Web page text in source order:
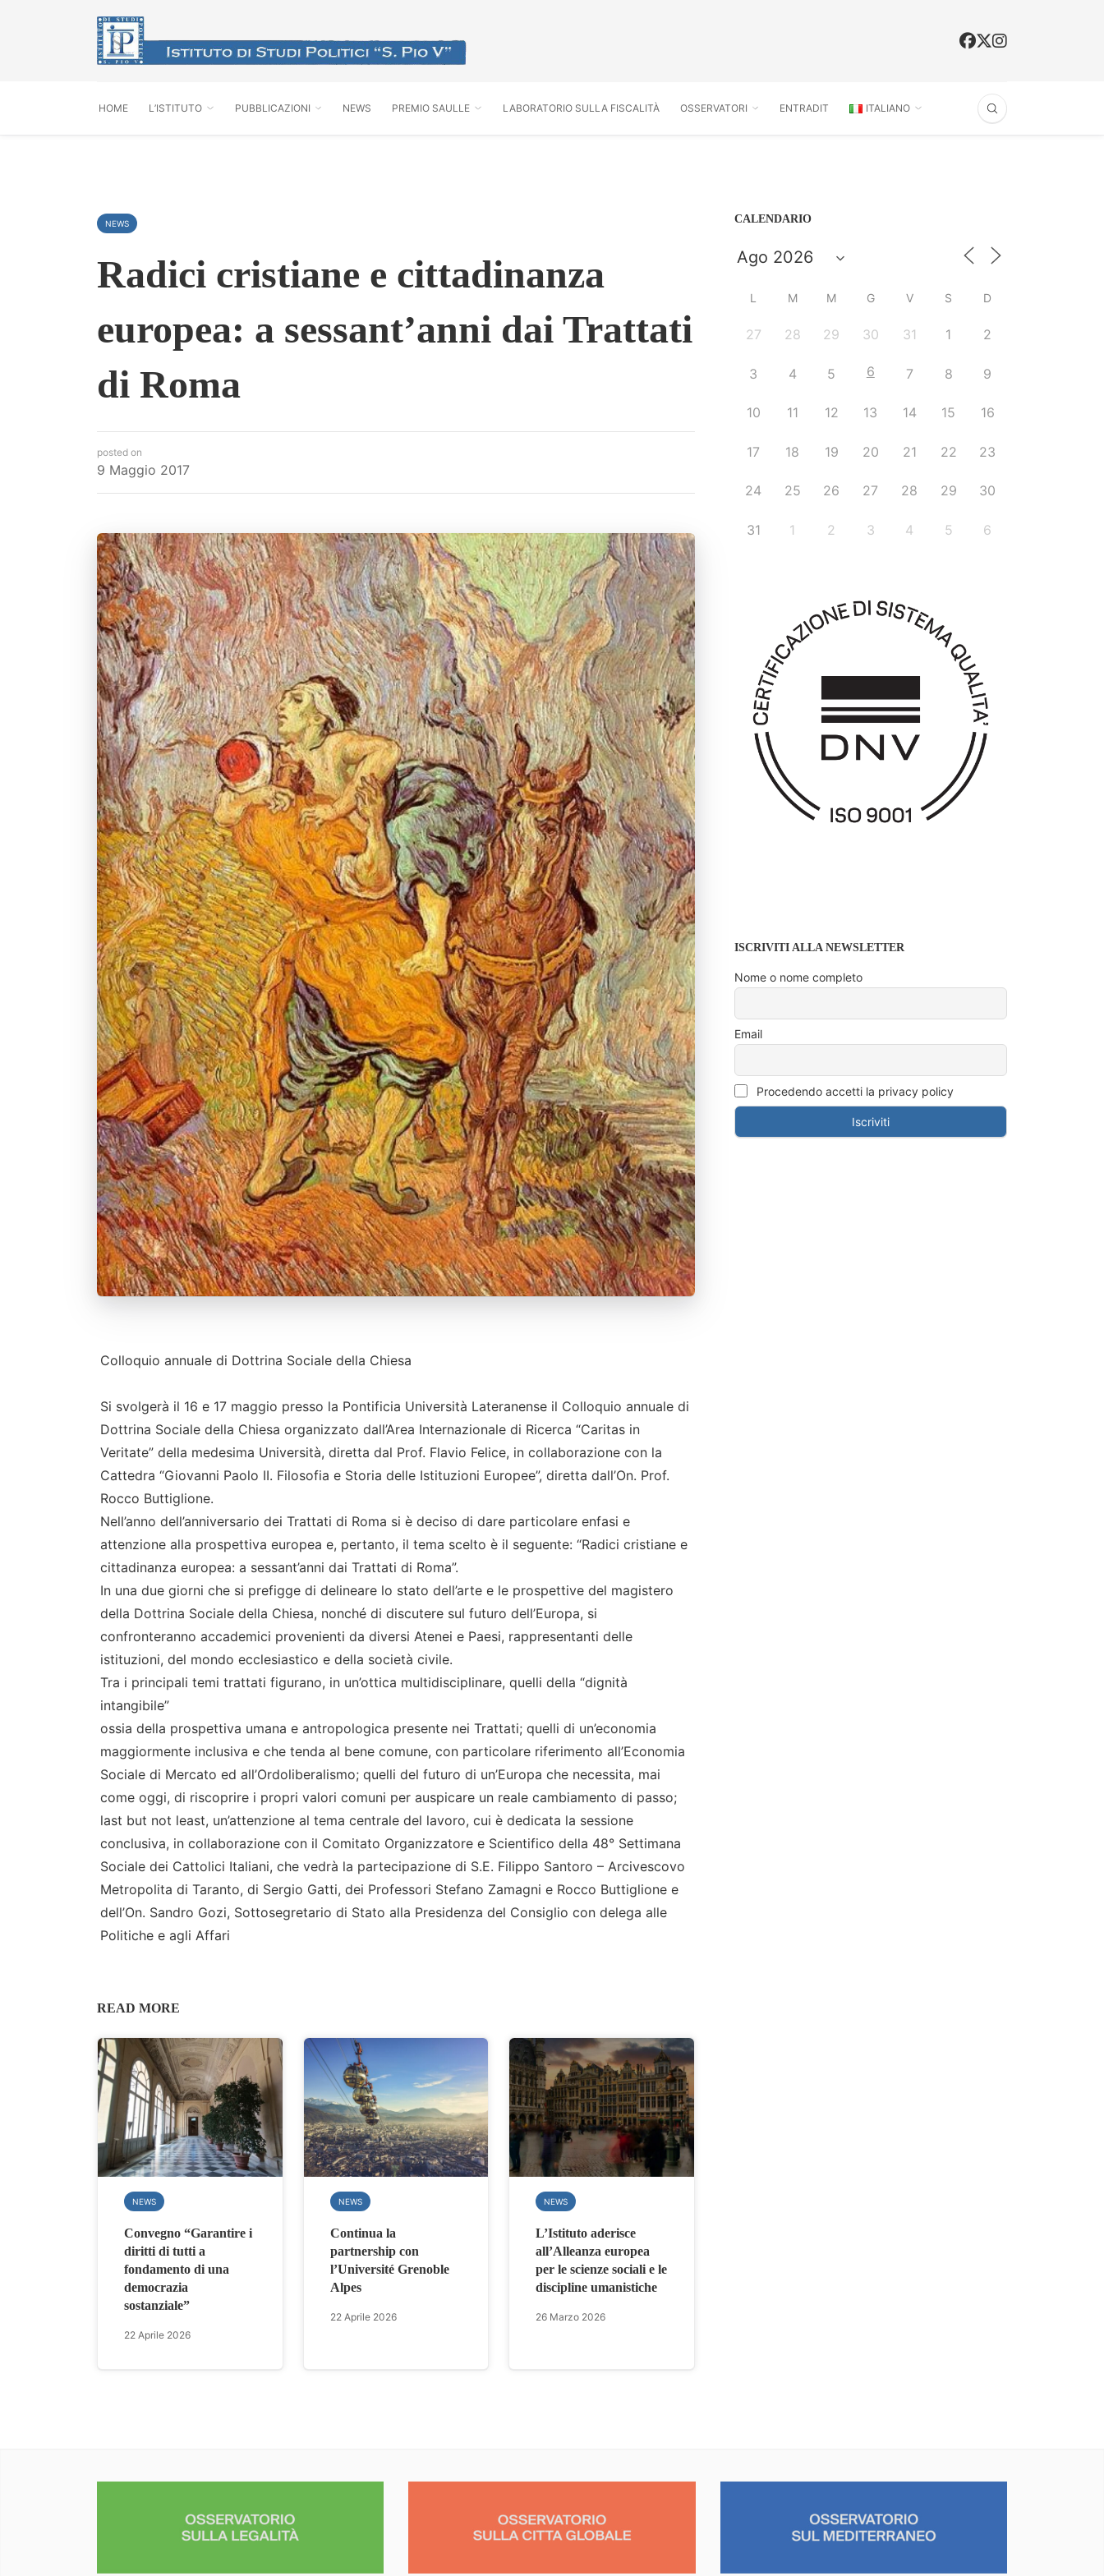
HOME L’ISTITUTO PUBBLICAZIONI NEWS PREMIO SAULLE LABORATORIO SULLA FISCALITÀ OSSERVATORI ENTRADIT ITALIANO
NEWS
Radici cristiane e cittadinanza
europea: a sessant’anni dai Trattati
di Roma
posted on
9 Maggio 2017
Colloquio annuale di Dottrina Sociale della Chiesa
Si svolgerà il 16 e 17 maggio presso la Pontificia Università Lateranense il Colloquio annuale di
Dottrina Sociale della Chiesa organizzato dall’Area Internazionale di Ricerca “Caritas in
Veritate” della medesima Università, diretta dal Prof. Flavio Felice, in collaborazione con la
Cattedra “Giovanni Paolo II. Filosofia e Storia delle Istituzioni Europee”, diretta dall’On. Prof.
Rocco Buttiglione.
Nell’anno dell’anniversario dei Trattati di Roma si è deciso di dare particolare enfasi e
attenzione alla prospettiva europea e, pertanto, il tema scelto è il seguente: “Radici cristiane e
cittadinanza europea: a sessant’anni dai Trattati di Roma”.
In una due giorni che si prefigge di delineare lo stato dell’arte e le prospettive del magistero
della Dottrina Sociale della Chiesa, nonché di discutere sul futuro dell’Europa, si
confronteranno accademici provenienti da diversi Atenei e Paesi, rappresentanti delle
istituzioni, del mondo ecclesiastico e della società civile.
Tra i principali temi trattati figurano, in un’ottica multidisciplinare, quelli della “dignità
intangibile”
ossia della prospettiva umana e antropologica presente nei Trattati; quelli di un’economia
maggiormente inclusiva e che tenda al bene comune, con particolare riferimento all’Economia
Sociale di Mercato ed all’Ordoliberalismo; quelli del futuro di un’Europa che necessita, mai
come oggi, di riscoprire i propri valori comuni per auspicare un reale cambiamento di passo;
last but not least, un’attenzione al tema centrale del lavoro, cui è dedicata la sessione
conclusiva, in collaborazione con il Comitato Organizzatore e Scientifico della 48° Settimana
Sociale dei Cattolici Italiani, che vedrà la partecipazione di S.E. Filippo Santoro – Arcivescovo
Metropolita di Taranto, di Sergio Gatti, dei Professori Stefano Zamagni e Rocco Buttiglione e
dell’On. Sandro Gozi, Sottosegretario di Stato alla Presidenza del Consiglio con delega alle
Politiche e agli Affari
READ MORE
NEWS
Convegno “Garantire i
diritti di tutti a
fondamento di una
democrazia
sostanziale”
22 Aprile 2026
NEWS
Continua la
partnership con
l’Université Grenoble
Alpes
22 Aprile 2026
NEWS
L’Istituto aderisce
all’Alleanza europea
per le scienze sociali e le
discipline umanistiche
26 Marzo 2026
CALENDARIO
L M M G V S D
27 28 29 30 31 1 2
3 4 5 6 7 8 9
10 11 12 13 14 15 16
17 18 19 20 21 22 23
24 25 26 27 28 29 30
31 1 2 3 4 5 6
ISCRIVITI ALLA NEWSLETTER
Nome o nome completo
Email
Procedendo accetti la privacy policy